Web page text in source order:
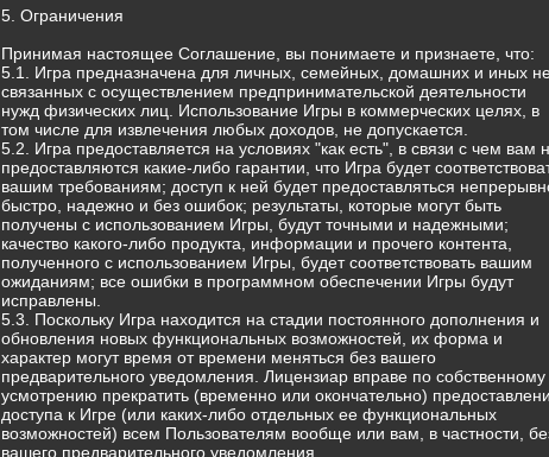
5. Ограничения
Принимая настоящее Соглашение, вы понимаете и признаете, что:
5.1. Игра предназначена для личных, семейных, домашних и иных
связанных с осуществлением предпринимательской деятельности
нужд физических лиц. Использование Игры в коммерческих целях, в
том числе для извлечения любых доходов, не допускается.
5.2. Игра предоставляется на условиях "как есть", в связи с чем вам
предоставляются какие-либо гарантии, что Игра будет
вашим требованиям; доступ к ней будет предоставляться
быстро, надежно и без ошибок; результаты, которые могут быть
получены с использованием Игры, будут точными и надежными;
качество какого-либо продукта, информации и прочего контента,
полученного с использованием Игры, будет соответствовать вашим
ожиданиям; все ошибки в программном обеспечении Игры будут
исправлены.
5.3. Поскольку Игра находится на стадии постоянного дополнения и
обновления новых функциональных возможностей, их форма и
характер могут время от времени меняться без вашего
предварительного уведомления. Лицензиар вправе по собственному
усмотрению прекратить (временно или окончательно)
доступа к Игре (или каких-либо отдельных ее функциональных
возможностей) всем Пользователям вообще или вам, в частности,
вашего предварительного уведомления.